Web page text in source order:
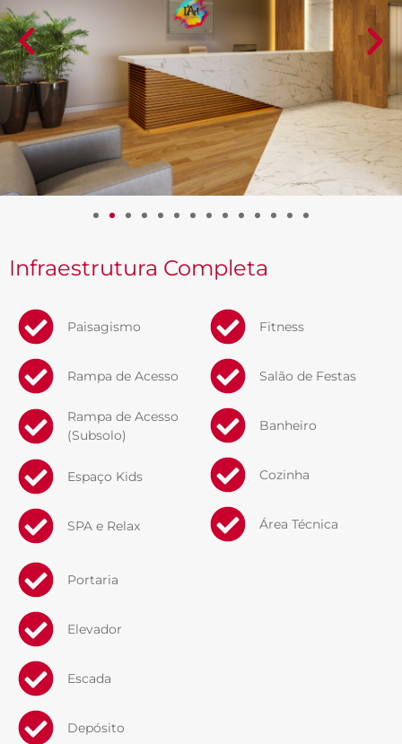
Infraestrutura Completa
Paisagismo
Rampa de Acesso
Rampa de Acesso
(Subsolo)
Espaço Kids​
SPA e Relax
Fitness
Salão de Festas
Banheiro
Cozinha
Área Técnica
Portaria
Elevador
Escada
Depósito